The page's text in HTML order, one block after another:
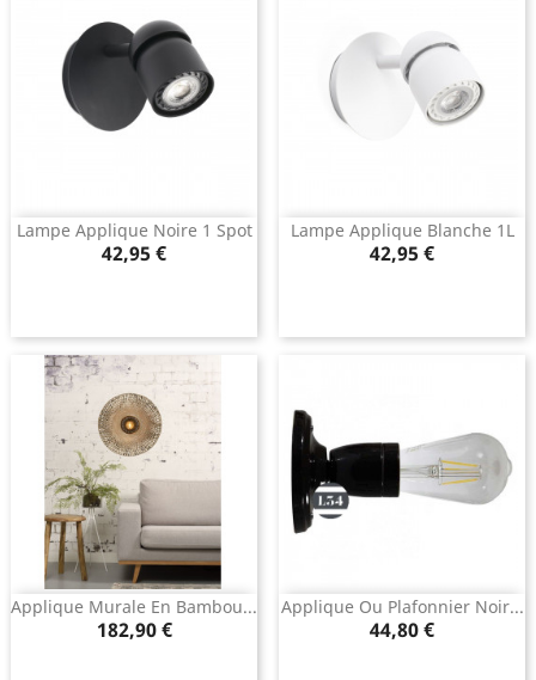
Lampe Applique Noire 1 Spot
Prix
42,95 €
Lampe Applique Blanche 1L
Prix
42,95 €
Applique Murale En Bambou...
Prix
182,90 €
Applique Ou Plafonnier Noir...
Prix
44,80 €